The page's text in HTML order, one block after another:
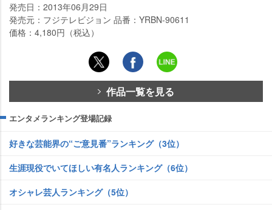
発売日：2013年06月29日
発売元：フジテレビジョン 品番：YRBN-90611
価格：4,180円（税込）
作品一覧を見る
エンタメランキング登場記録
好きな芸能界の“ご意見番”ランキング（3位）
生涯現役でいてほしい有名人ランキング（6位）
オシャレ芸人ランキング（5位）